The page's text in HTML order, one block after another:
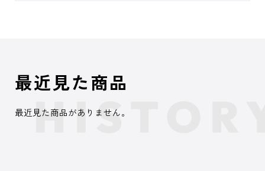
最近見た商品
最近見た商品がありません。